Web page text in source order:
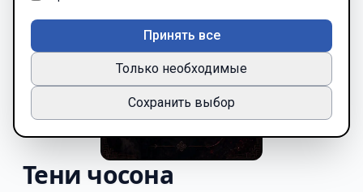
Тени чосона
Принять все
Только необходимые
Сохранить выбор